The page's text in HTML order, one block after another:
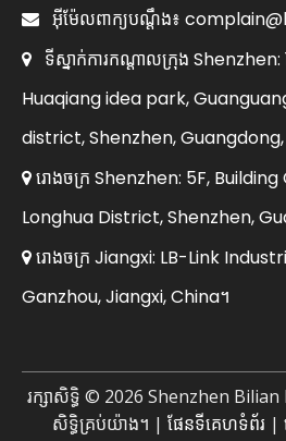
 អ៊ីម៉ែលពាក្យបណ្តឹង៖
 ទីស្នាក់ការកណ្តាលក្រុង Shenzhen:
Huaqiang idea park,
district, Shenzhen,
 រោងចក្រ Shenzhen: 5F, Building
Longhua District, Shenzhen,
 រោងចក្រ Jiangxi: LB-Link
Ganzhou, Jiangxi, China។
រក្សាសិទ្ធិ © 2026 Shenzhen Bilian
សិទ្ធិគ្រប់យ៉ាង។ | ផែនទីគេហទំព័រ |